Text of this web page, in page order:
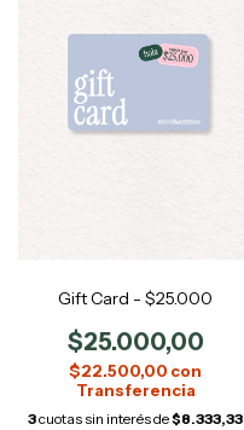
Gift Card - $25.000
$25.000,00
$22.500,00 con
3cuotas sin interés de$8.333,33